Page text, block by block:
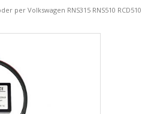
per Volkswagen RNS315 RNS510 RCD510